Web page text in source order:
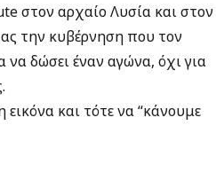
στον αρχαίο Λυσία και στον
την κυβέρνηση που τον
να δώσει έναν αγώνα, όχι για
και τότε να “κάνουμε